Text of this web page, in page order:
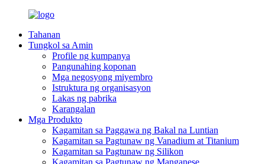
Tahanan
Tungkol sa Amin
Profile ng kumpanya
Pangunahing koponan
Mga negosyong miyembro
Istruktura ng organisasyon
Lakas ng pabrika
Karangalan
Mga Produkto
Kagamitan sa Paggawa ng Bakal na Luntian
Kagamitan sa Pagtunaw ng Vanadium at Titanium
Kagamitan sa Pagtunaw ng Silikon
Kagamitan sa Pagtunaw ng Manganese